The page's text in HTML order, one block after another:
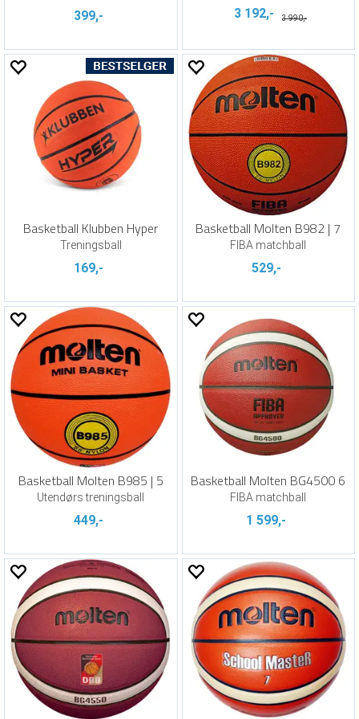
399,- 3 192,- 3 990,-
Basketball Klubben Hyper
Treningsball
169,-
Basketball Molten B982 | 7
FIBA matchball
529,-
Basketball Molten B985 | 5
Utendørs treningsball
449,-
Basketball Molten BG4500 6
FIBA matchball
1 599,-